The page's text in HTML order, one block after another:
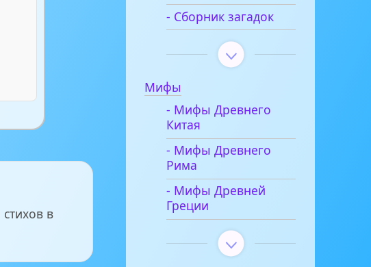
в
- Сборник загадок
Мифы
- Мифы Древнего
Китая
- Мифы Древнего
Рима
- Мифы Древней
Греции